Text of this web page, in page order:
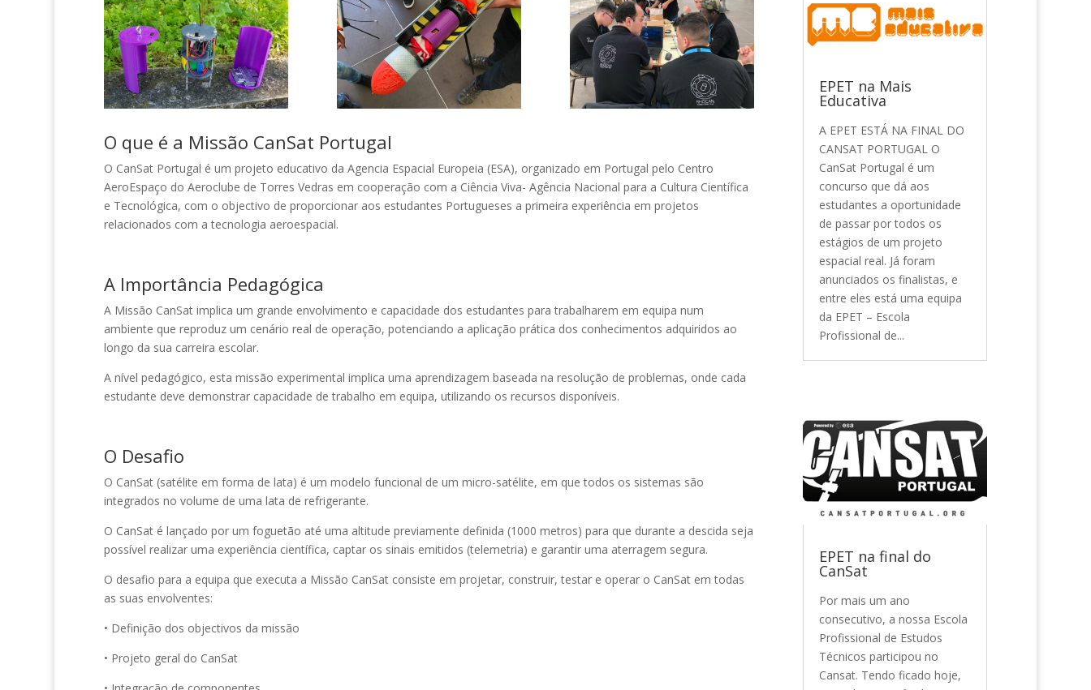
O que é a Missão CanSat Portugal
O CanSat Portugal é um projeto educativo da Agencia Espacial Europeia (ESA), organizado em Portugal pelo Centro
AeroEspaço do Aeroclube de Torres Vedras em cooperação com a Ciência Viva- Agência Nacional para a Cultura Científica
e Tecnológica, com o objectivo de proporcionar aos estudantes Portugueses a primeira experiência em projetos
relacionados com a tecnologia aeroespacial.
A Importância Pedagógica
A Missão CanSat implica um grande envolvimento e capacidade dos estudantes para trabalharem em equipa num
ambiente que reproduz um cenário real de operação, potenciando a aplicação prática dos conhecimentos adquiridos ao
longo da sua carreira escolar.
A nível pedagógico, esta missão experimental implica uma aprendizagem baseada na resolução de problemas, onde cada
estudante deve demonstrar capacidade de trabalho em equipa, utilizando os recursos disponíveis.
O Desafio
O CanSat (satélite em forma de lata) é um modelo funcional de um micro-satélite, em que todos os sistemas são
integrados no volume de uma lata de refrigerante.
O CanSat é lançado por um foguetão até uma altitude previamente definida (1000 metros) para que durante a descida seja
possível realizar uma experiência científica, captar os sinais emitidos (telemetria) e garantir uma aterragem segura.
O desafio para a equipa que executa a Missão CanSat consiste em projetar, construir, testar e operar o CanSat em todas
as suas envolventes:
• Definição dos objectivos da missão
• Projeto geral do CanSat
EPET na Mais
Educativa
A EPET ESTÁ NA FINAL DO
CANSAT PORTUGAL O
CanSat Portugal é um
concurso que dá aos
estudantes a oportunidade
de passar por todos os
estágios de um projeto
espacial real. Já foram
anunciados os finalistas, e
entre eles está uma equipa
da EPET – Escola
Profissional de...
EPET na final do
CanSat
Por mais um ano
consecutivo, a nossa Escola
Profissional de Estudos
Técnicos participou no
Cansat. Tendo ficado hoje,